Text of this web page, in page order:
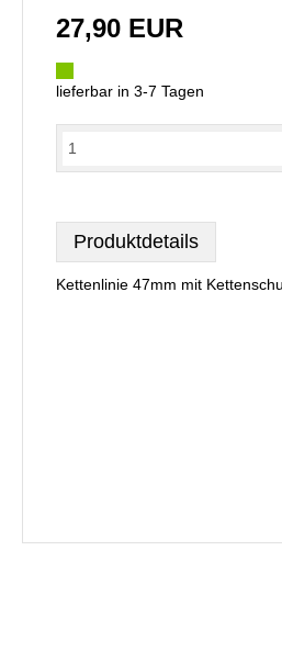
27,90 EUR
lieferbar in 3-7 Tagen
Produktdetails
Kettenlinie 47mm mit